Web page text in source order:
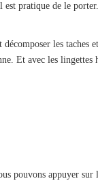
est pratique de le porter.
les
Et avec les
pouvons appuyer